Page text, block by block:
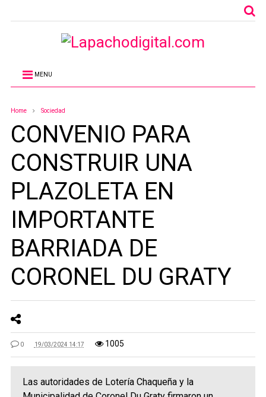
MENU
Home Sociedad
CONVENIO PARA
CONSTRUIR UNA
PLAZOLETA EN
IMPORTANTE
BARRIADA DE
CORONEL DU GRATY
0 19/03/2024 14:17 1005
Las autoridades de Lotería Chaqueña y la